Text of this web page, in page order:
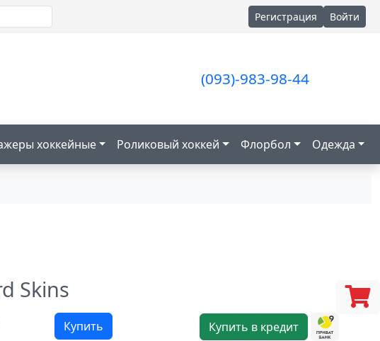
Регистрация Войти
(093)-983-98-44
хоккейные Роликовый хоккей Флорбол Одежда
Skins
Купить Купить в кредит